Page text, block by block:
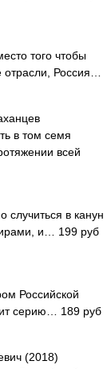
того чтобы
Россия…
в том семя
всей
в канун
и… 199 руб
Российской
серию… 189 руб
(2018)